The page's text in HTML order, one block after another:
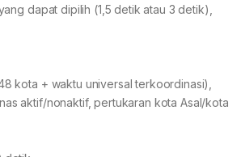
dapat dipilih (1,5 detik atau 3 detik),
kota + waktu universal terkoordinasi),
aktif/nonaktif, pertukaran kota Asal/kota